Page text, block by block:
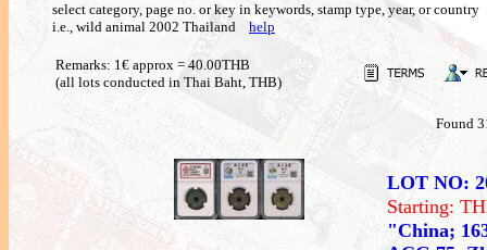
select category, page no. or key in keywords, stamp type, year, or country
i.e., wild animal 2002 Thailand help
Remarks: 1€ approx = 40.00THB
(all lots conducted in Thai Baht, THB)
Found
LOT NO:
Starting:
"China;